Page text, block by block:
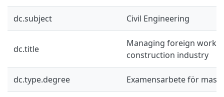
dc.subject Civil Engineering
dc.title
Managing foreign
construction industry
dc.type.degree Examensarbete för